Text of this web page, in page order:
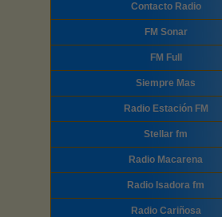
Contacto Radio
FM Sonar
FM Full
Siempre Mas
Radio Estación FM
Stellar fm
Radio Macarena
Radio Isadora fm
Radio Cariñosa